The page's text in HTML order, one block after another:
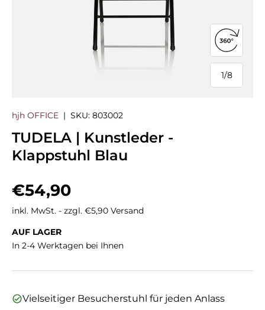
1/
von
8
360°-
hjh OFFICE | SKU: 803002
TUDELA | Kunstleder -
Klappstuhl Blau
Normaler Preis
€54,90
inkl. MwSt. - zzgl. €5,90 Versand
AUF LAGER
In 2-4 Werktagen bei Ihnen
Vielseitiger Besucherstuhl für jeden Anlass